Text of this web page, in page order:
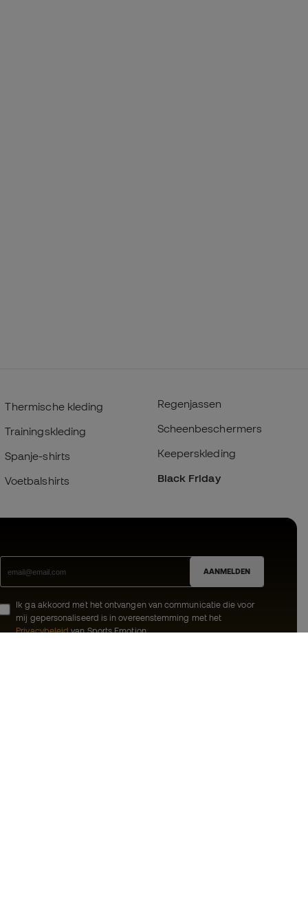
Thermische kleding
Trainingskleding
Spanje-shirts
Voetbalshirts
Regenjassen
Scheenbeschermers
Keeperskleding
Black Friday
AANMELDEN
Ik ga akkoord met het ontvangen van communicatie die voor
mij gepersonaliseerd is in overeenstemming met het
Privacybeleidvan Sports Emotion.